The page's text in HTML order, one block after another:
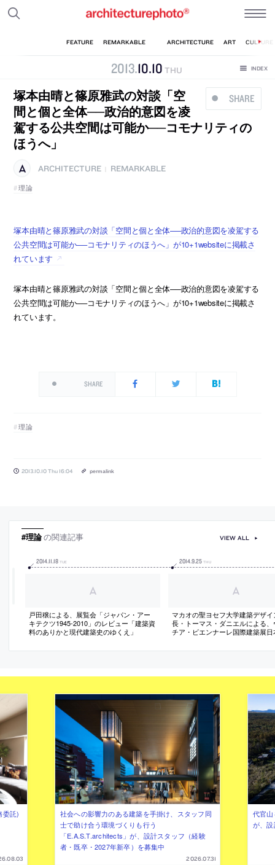
2013.10.10 THU
SHARE
塚本由晴と篠原雅武の対談「空
間と個と全体──政治的意図を凌
駕する公共空間は可能か──コモナリティの
ほうへ」
ARCHITECTURE
REMARKABLE
理論
塚本由晴と篠原雅武の対談「空間と個と全体──政治的意図を凌駕する
公共空間は可能か──コモナリティのほうへ」が10+1websiteに掲載さ
れています
塚本由晴と篠原雅武の対談「空間と個と全体──政治的意図を凌駕する
公共空間は可能か──コモナリティのほうへ」が10+1websiteに掲載さ
れています。
SHARE
理論
2013.10.10 Thu 16:04 permalink
#理論の関連記事
2014.11 18 TUE
戸田穣による、展覧会「ジャパン・アー
キテクツ1945-2010」のレビュー「建築資
料のありかと現代建築史のゆくえ」
2014.9.25 THU
マカオの聖ヨセフ大学建築デザイ
長・トーマス・ダニエルによる、
チア・ビエンナーレ国際建築展日
VIEW ALL
委託)
社会への影響力のある建築を手掛け、スタッフ同
士で助け合う環境づくりも行う
「E.A.S.T.architects」が、設計スタッフ（経験
者・既卒・2027年新卒）を募集中
2026.07.31
代官
が、